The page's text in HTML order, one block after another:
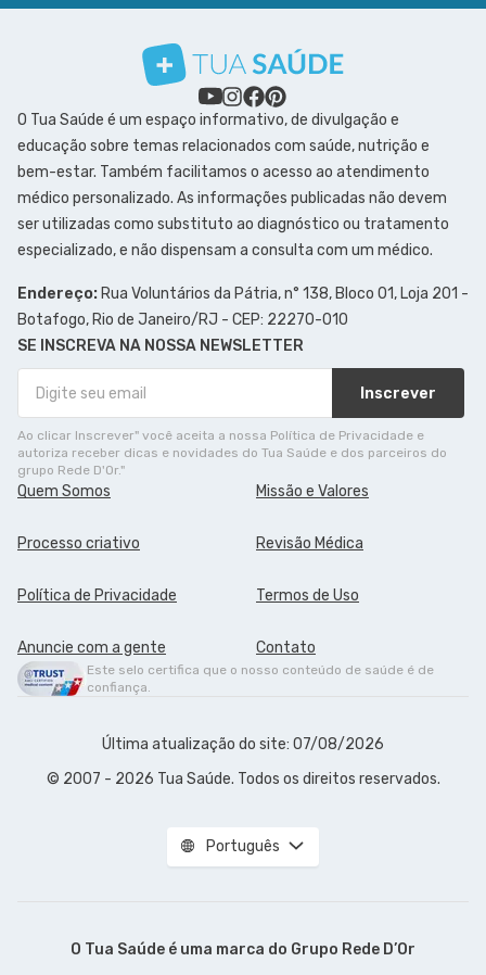
O Tua Saúde é um espaço informativo, de divulgação e
educação sobre temas relacionados com saúde, nutrição e
bem-estar. Também facilitamos o acesso ao atendimento
médico personalizado. As informações publicadas não devem
ser utilizadas como substituto ao diagnóstico ou tratamento
especializado, e não dispensam a consulta com um médico.
Endereço: Rua Voluntários da Pátria, n° 138, Bloco 01, Loja 201 -
Botafogo, Rio de Janeiro/RJ - CEP: 22270-010
SE INSCREVA NA NOSSA NEWSLETTER
Inscrever
Ao clicar Inscrever" você aceita a nossa Política de Privacidade e
autoriza receber dicas e novidades do Tua Saúde e dos parceiros do
grupo Rede D'Or."
Quem Somos Missão e Valores
Processo criativo Revisão Médica
Política de Privacidade Termos de Uso
Anuncie com a gente Contato
Este selo certifica que o nosso conteúdo de saúde é de
confiança.
Última atualização do site: 07/08/2026
© 2007 - 2026 Tua Saúde. Todos os direitos reservados.
Português
O Tua Saúde é uma marca do Grupo Rede D’Or